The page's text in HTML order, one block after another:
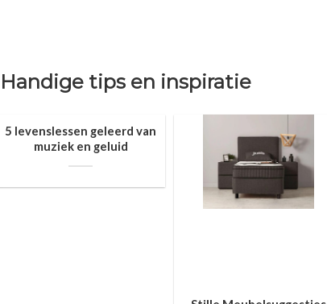
Handige tips en inspiratie
5 levenslessen geleerd van
muziek en geluid